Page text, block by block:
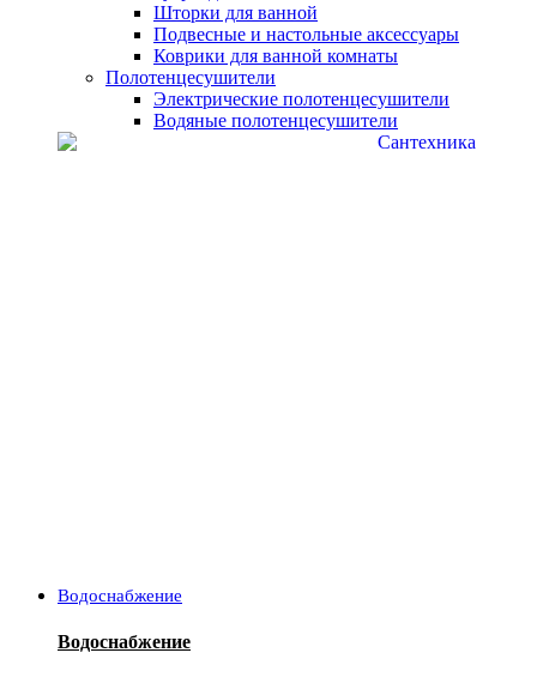
Шторки для ванной
Подвесные и настольные аксессуары
Коврики для ванной комнаты
Полотенцесушители
Электрические полотенцесушители
Водяные полотенцесушители
Водоснабжение
Водоснабжение